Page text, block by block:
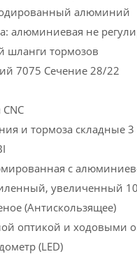
алюминий
алюминиевая не
шланги тормозов
7075 Сечение 28/22
и тормоза складные
с
увеличенный
(Антискользящее)
оптикой и ходовыми
(LED)